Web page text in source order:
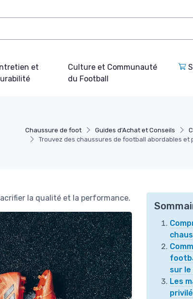
et
Culture et Communauté
du Football
Chaussure de foot Guides d'Achat et Conseils
Trouvez des chaussures de football abordables et
la qualité et la performance.
sur
Les